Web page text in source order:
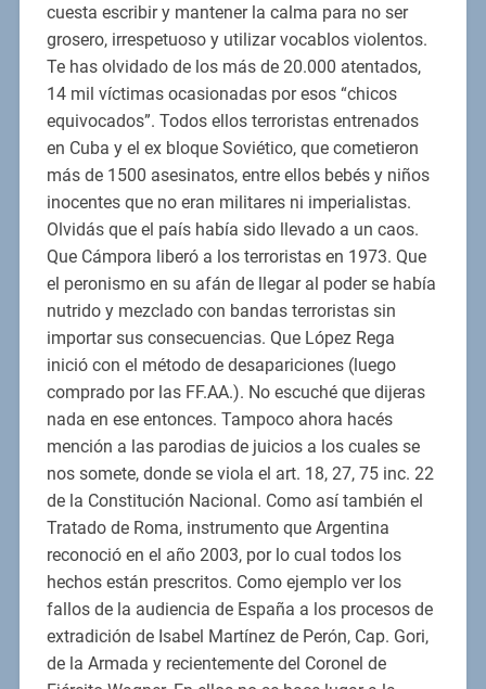
cuesta escribir y mantener la calma para no ser
grosero, irrespetuoso y utilizar vocablos violentos.
Te has olvidado de los más de 20.000 atentados,
14 mil víctimas ocasionadas por esos “chicos
equivocados”. Todos ellos terroristas entrenados
en Cuba y el ex bloque Soviético, que cometieron
más de 1500 asesinatos, entre ellos bebés y niños
inocentes que no eran militares ni imperialistas.
Olvidás que el país había sido llevado a un caos.
Que Cámpora liberó a los terroristas en 1973. Que
el peronismo en su afán de llegar al poder se había
nutrido y mezclado con bandas terroristas sin
importar sus consecuencias. Que López Rega
inició con el método de desapariciones (luego
comprado por las FF.AA.). No escuché que dijeras
nada en ese entonces. Tampoco ahora hacés
mención a las parodias de juicios a los cuales se
nos somete, donde se viola el art. 18, 27, 75 inc. 22
de la Constitución Nacional. Como así también el
Tratado de Roma, instrumento que Argentina
reconoció en el año 2003, por lo cual todos los
hechos están prescritos. Como ejemplo ver los
fallos de la audiencia de España a los procesos de
extradición de Isabel Martínez de Perón, Cap. Gori,
de la Armada y recientemente del Coronel de